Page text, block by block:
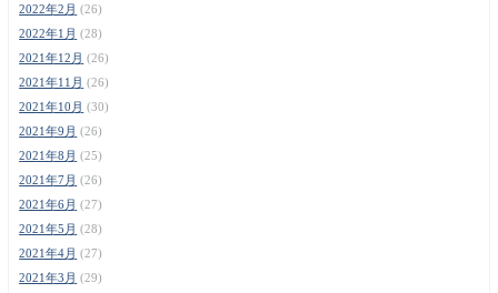
2022年2月 (26)
2022年1月 (28)
2021年12月 (26)
2021年11月 (26)
2021年10月 (30)
2021年9月 (26)
2021年8月 (25)
2021年7月 (26)
2021年6月 (27)
2021年5月 (28)
2021年4月 (27)
2021年3月 (29)